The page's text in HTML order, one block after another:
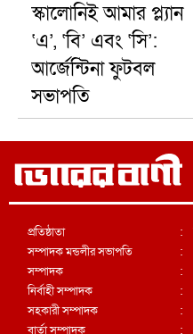
স্কালোনিই আমার প্ল্যান
‘এ’, ‘বি’ এবং ‘সি’:
আর্জেন্টিনা ফুটবল
সভাপতি
প্রতিষ্ঠাতা
সম্পাদক মন্ডলীর সভাপতি
সম্পাদক
নির্বাহী সম্পাদক
সহকারী সম্পাদক
বার্তা সম্পাদক
:
:
:
:
:
: